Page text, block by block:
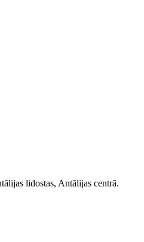
lidostas, Antālijas centrā.